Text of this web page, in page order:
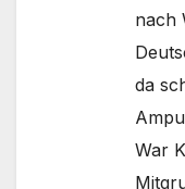
nach
da
War